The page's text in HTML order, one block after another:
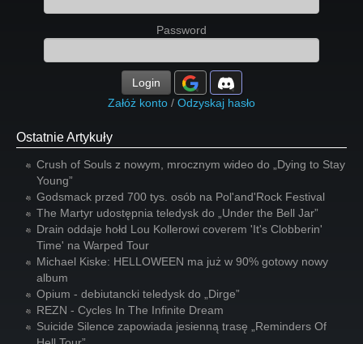
Password
Login
Załóż konto / Odzyskaj hasło
Ostatnie Artykuły
Crush of Souls z nowym, mrocznym wideo do „Dying to Stay
Young”
Godsmack przed 700 tys. osób na Pol'and'Rock Festival
The Martyr udostępnia teledysk do „Under the Bell Jar”
Drain oddaje hołd Lou Kollerowi coverem 'It's Clobberin'
Time' na Warped Tour
Michael Kiske: HELLOWEEN ma już w 90% gotowy nowy
album
Opium - debiutancki teledysk do „Dirge”
REZN - Cycles In The Infinite Dream
Suicide Silence zapowiada jesienną trasę „Reminders Of